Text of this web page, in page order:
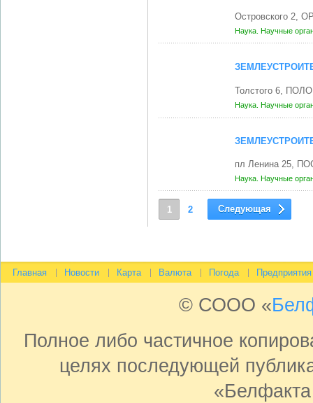
Островского 2,
Наука. Научные
Толстого 6,
Наука. Научные
пл Ленина 25,
Наука. Научные
1 2 Следующая
Главная Новости Карта Валюта Погода Предприятия
© СООО «
Полное либо частичное
целях последующей